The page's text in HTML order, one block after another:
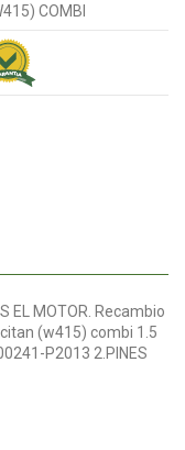
COMBI
EL MOTOR. Recambio
(w415) combi 1.5
P2013 2.PINES